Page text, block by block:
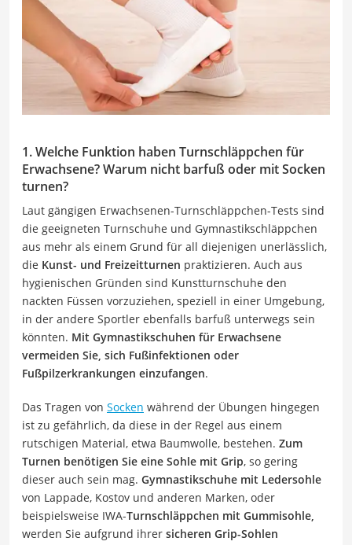
1. Welche Funktion haben Turnschläppchen für
Erwachsene? Warum nicht barfuß oder mit Socken
turnen?
Laut gängigen Erwachsenen-Turnschläppchen-Tests sind
die geeigneten Turnschuhe und Gymnastikschläppchen
aus mehr als einem Grund für all diejenigen unerlässlich,
die Kunst- und Freizeitturnen praktizieren. Auch aus
hygienischen Gründen sind Kunstturnschuhe den
nackten Füssen vorzuziehen, speziell in einer Umgebung,
in der andere Sportler ebenfalls barfuß unterwegs sein
könnten. Mit Gymnastikschuhen für Erwachsene
vermeiden Sie, sich Fußinfektionen oder
Fußpilzerkrankungen einzufangen.
Das Tragen von Socken während der Übungen hingegen
ist zu gefährlich, da diese in der Regel aus einem
rutschigen Material, etwa Baumwolle, bestehen. Zum
Turnen benötigen Sie eine Sohle mit Grip, so gering
dieser auch sein mag. Gymnastikschuhe mit Ledersohle
von Lappade, Kostov und anderen Marken, oder
beispielsweise IWA-Turnschläppchen mit Gummisohle,
werden Sie aufgrund ihrer sicheren Grip-Sohlen